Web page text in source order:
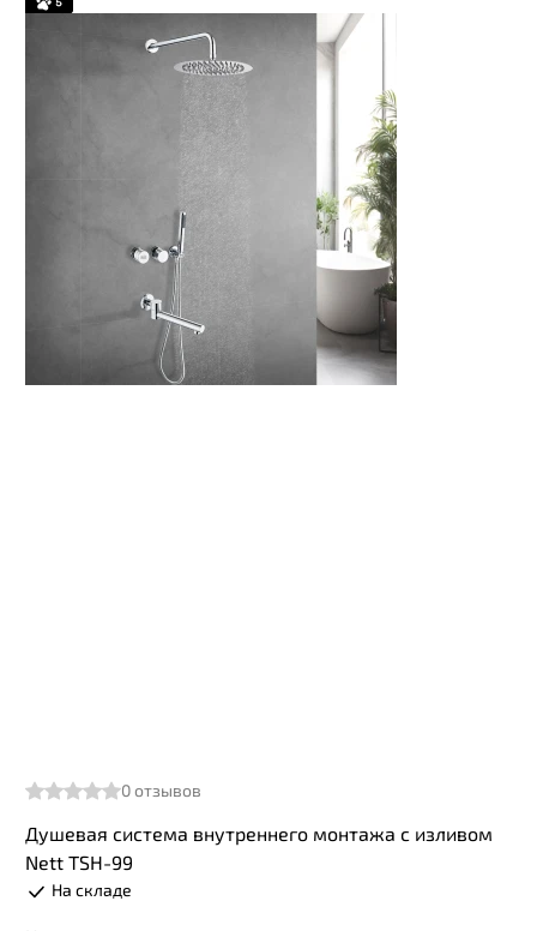
0отзывов
Душевая система внутреннего монтажа с изливом
Nett TSH-99
На складе